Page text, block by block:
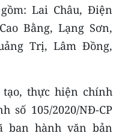
Lai Châu, Điện
Bằng, Lạng Sơn,
Trị, Lâm Đồng,
tạo, thực hiện chính
số 105/2020/NĐ-CP
ban hành văn bản